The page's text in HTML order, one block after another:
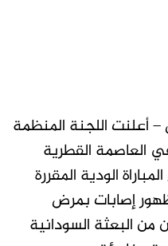
أعلنت اللجنة المنظمة
العاصمة القطرية
الودية المقررة
إصابات بمرض
البعثة السودانية